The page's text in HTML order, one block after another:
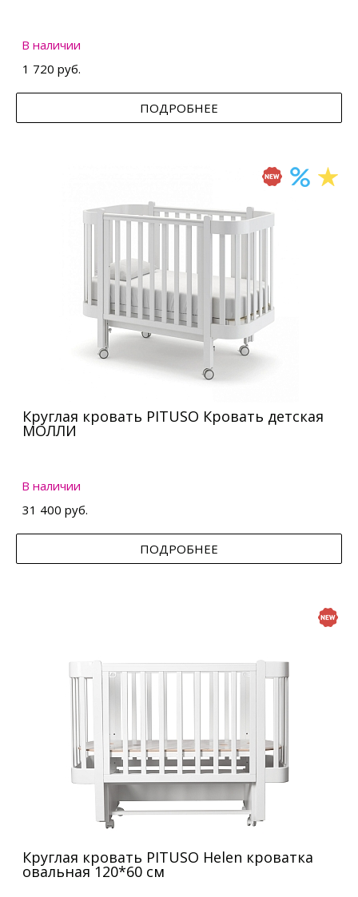
В наличии
1 720 руб.
ПОДРОБНЕЕ
Круглая кровать PITUSO Кровать детская
МОЛЛИ
В наличии
31 400 руб.
ПОДРОБНЕЕ
Круглая кровать PITUSO Helen кроватка
овальная 120*60 см